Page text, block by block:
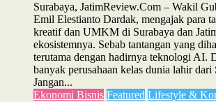
Surabaya, JatimReview.Com – Wakil
Emil Elestianto Dardak, mengajak para
kreatif dan UMKM di Surabaya dan
ekosistemnya. Sebab tantangan yang
terutama dengan hadirnya teknologi AI.
banyak perusahaan kelas dunia lahir dari
Jangan...
Ekonomi Bisnis Featured Lifestyle &